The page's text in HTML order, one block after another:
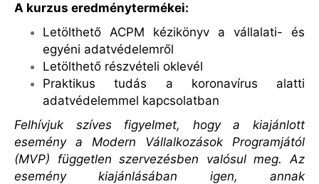
A kurzus eredménytermékei:
Letölthető ACPM kézikönyv a vállalati- és
egyéni adatvédelemről
Letölthető részvételi oklevél
Praktikus tudás a koronavírus alatti
adatvédelemmel kapcsolatban
Felhívjuk szíves figyelmet, hogy a kiajánlott
esemény a Modern Vállalkozások Programjától
(MVP) független szervezésben valósul meg. Az
esemény kiajánlásában igen, annak